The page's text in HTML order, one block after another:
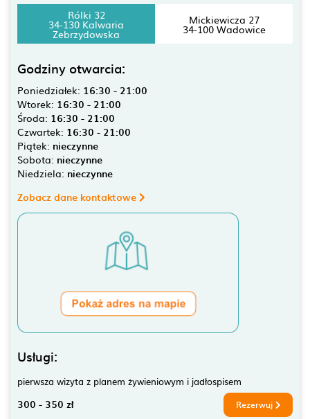
Rólki 32
34-130 Kalwaria
Zebrzydowska
Mickiewicza 27
34-100 Wadowice
Godziny otwarcia:
Poniedziałek: 16:30 - 21:00
Wtorek: 16:30 - 21:00
Środa: 16:30 - 21:00
Czwartek: 16:30 - 21:00
Piątek: nieczynne
Sobota: nieczynne
Niedziela: nieczynne
Zobacz dane kontaktowe
Usługi:
pierwsza wizyta z planem żywieniowym i jadłospisem
300 - 350 zł Rezerwuj